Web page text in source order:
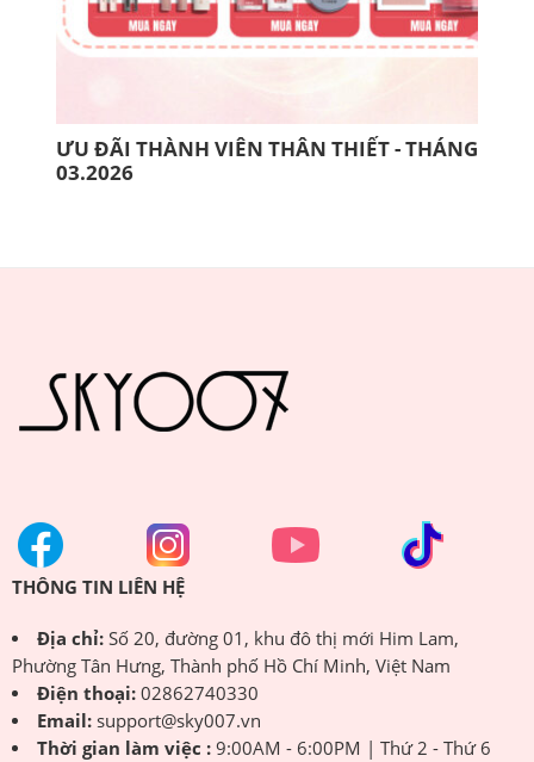
ƯU ĐÃI THÀNH VIÊN THÂN THIẾT - THÁNG
03.2026
THÔNG TIN LIÊN HỆ
Địa chỉ:Số 20, đường 01, khu đô thị mới Him Lam,
Phường Tân Hưng, Thành phố Hồ Chí Minh, Việt Nam
Điện thoại:02862740330
Email:support@sky007.vn
Thời gian làm việc :9:00AM - 6:00PM | Thứ 2 - Thứ 6